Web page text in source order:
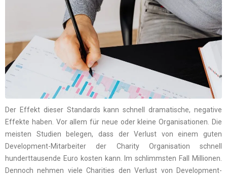
Der Effekt dieser Standards kann schnell dramatische, negative
Effekte haben. Vor allem für neue oder kleine Organisationen. Die
meisten Studien belegen, dass der Verlust von einem guten
Development-Mitarbeiter der Charity Organisation schnell
hunderttausende Euro kosten kann. Im schlimmsten Fall Millionen.
Dennoch nehmen viele Charities den Verlust von Development-